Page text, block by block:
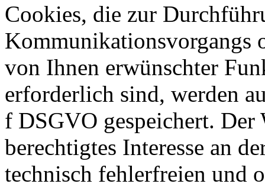
Cookies, die zur
Kommunikationsvorgangs
von Ihnen erwünschter
erforderlich sind, werden
f DSGVO gespeichert. Der
berechtigtes Interesse an
technisch fehlerfreien und